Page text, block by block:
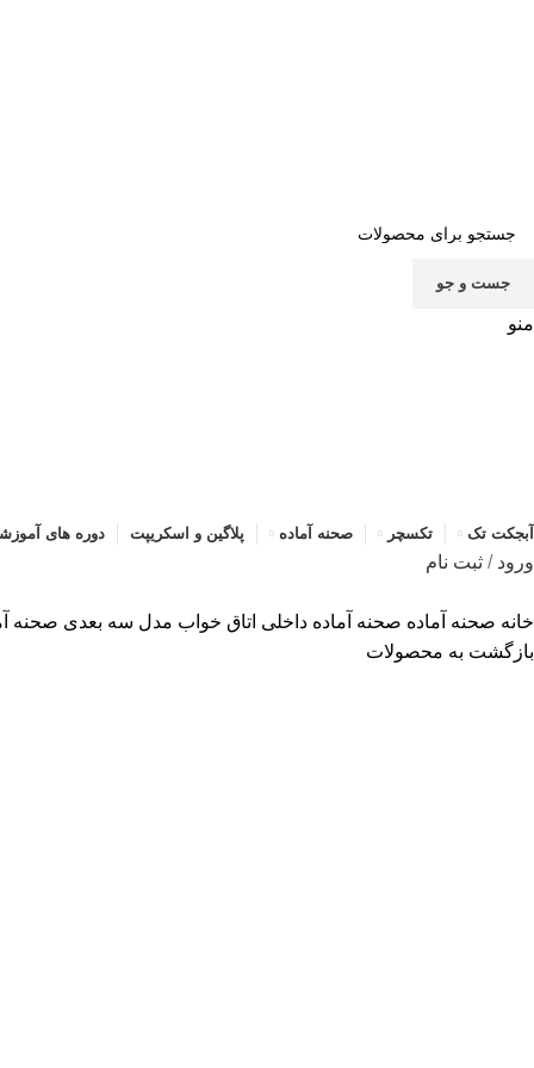
جست و جو
منو
آبجکت تک تکسچر صحنه آماده پلاگین و اسکریپت دوره های
ورود / ثبت نام
خانه صحنه آماده صحنه آماده داخلی اتاق خواب مدل سه بعدی صحنه
بازگشت به محصولات